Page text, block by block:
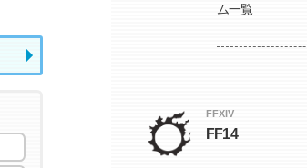
ム一覧
FFXIV
FF14